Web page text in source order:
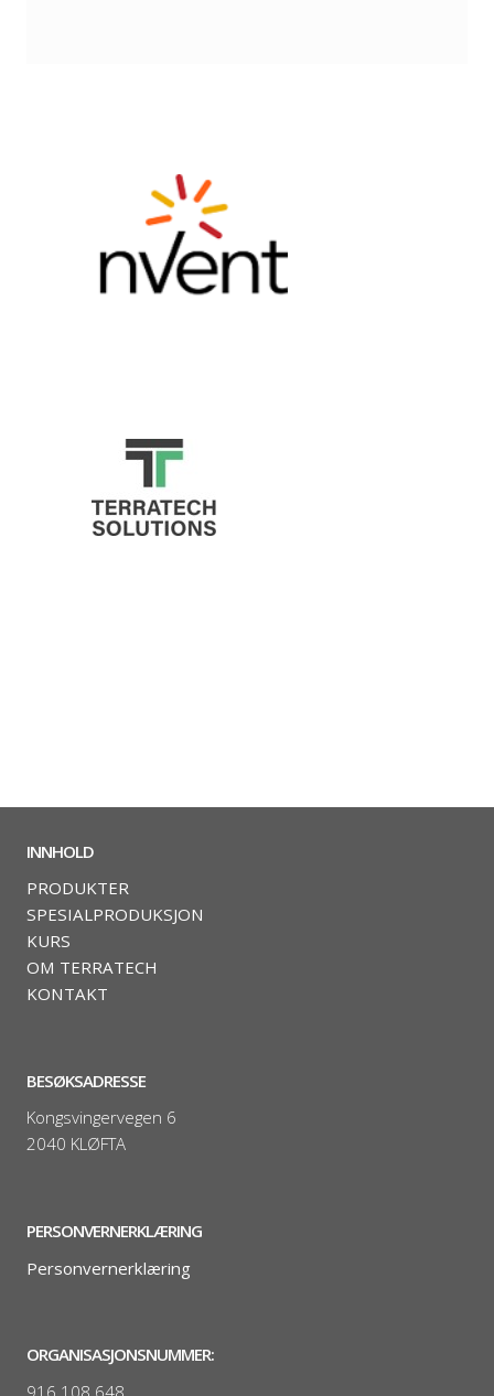
INNHOLD
PRODUKTER
SPESIALPRODUKSJON
KURS
OM TERRATECH
KONTAKT
BESØKSADRESSE
Kongsvingervegen 6
2040 KLØFTA
PERSONVERNERKLÆRING
Personvernerklæring
ORGANISASJONSNUMMER:
916 108 648